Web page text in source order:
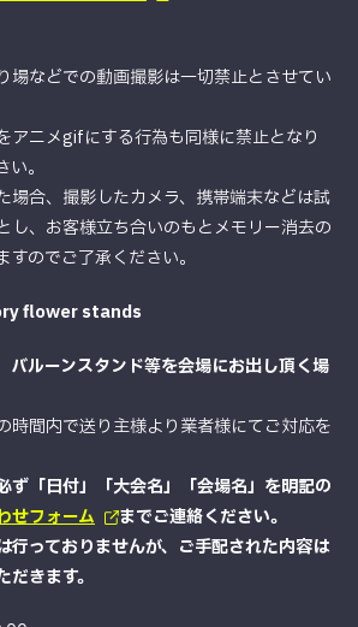
場などでの動画撮影は一切禁止とさせてい
アニメgifにする行為も同様に禁止となり
。
場合、撮影したカメラ、携帯端末などは試
し、お客様立ち合いのもとメモリー消去の
のでご了承ください。
flower stands
バルーンスタンド等を会場にお出し頂く場
時間内で送り主様より業者様にてご対応を
ず「日付」「大会名」「会場名」を明記の
せフォーム
までご連絡ください。
行っておりませんが、ご手配された内容は
きます。